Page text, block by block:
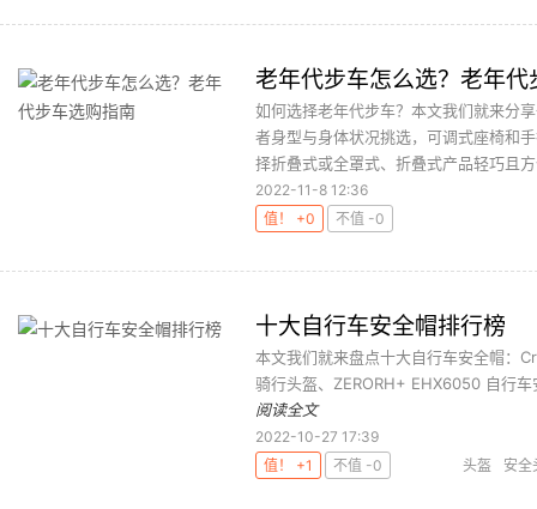
老年代步车怎么选？老年代
如何选择老年代步车？本文我们就来分
者身型与身体状况挑选，可调式座椅和
择折叠式或全罩式、折叠式产品轻巧且
2022-11-8 12:36
值！ +0
不值 -0
十大自行车安全帽排行榜
本文我们就来盘点十大自行车安全帽：
骑行头盔、ZERORH+ EHX6050 自行
阅读全文
2022-10-27 17:39
值！ +1
不值 -0 头盔 安全